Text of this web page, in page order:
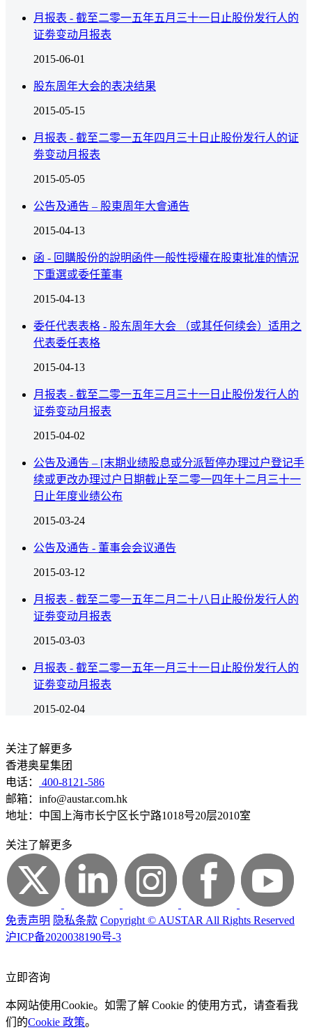
月报表 - 截至二零一五年五月三十一日止股份发行人的
证劵变动月报表
2015-06-01
股东周年大会的表决结果
2015-05-15
月报表 - 截至二零一五年四月三十日止股份发行人的证
劵变动月报表
2015-05-05
公告及通告 – 股東周年大會通告
2015-04-13
函 - 回購股份的說明函件一般性授權在股東批准的情況
下重選或委任董事
2015-04-13
委任代表表格 - 股东周年大会 （或其任何续会）适用之
代表委任表格
2015-04-13
月报表 - 截至二零一五年三月三十一日止股份发行人的
证劵变动月报表
2015-04-02
公告及通告 – [末期业绩股息或分派暂停办理过户登记手
续或更改办理过户日期截止至二零一四年十二月三十一
日止年度业绩公布
2015-03-24
公告及通告 - 董事会会议通告
2015-03-12
月报表 - 截至二零一五年二月二十八日止股份发行人的
证劵变动月报表
2015-03-03
月报表 - 截至二零一五年一月三十一日止股份发行人的
证劵变动月报表
2015-02-04
关注了解更多
香港奥星集团
电话：
400-8121-586
邮箱：info@austar.com.hk
地址：中国上海市长宁区长宁路1018号20层2010室
关注了解更多
免责声明 隐私条款 Copyright © AUSTAR All Rights Reserved
沪ICP备2020038190号-3
立即咨询
本网站使用Cookie。如需了解 Cookie 的使用方式，请查看我
们的Cookie 政策。